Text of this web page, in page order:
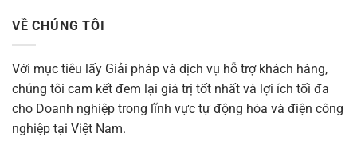
VỀ CHÚNG TÔI
Với mục tiêu lấy Giải pháp và dịch vụ hỗ trợ khách hàng,
chúng tôi cam kết đem lại giá trị tốt nhất và lợi ích tối đa
cho Doanh nghiệp trong lĩnh vực tự động hóa và điện công
nghiệp tại Việt Nam.